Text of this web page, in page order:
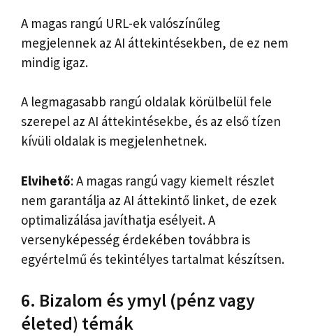
A magas rangú URL-ek valószínűleg
megjelennek az AI áttekintésekben, de ez nem
mindig igaz.
A legmagasabb rangú oldalak körülbelül fele
szerepel az AI áttekintésekbe, és az első tízen
kívüli oldalak is megjelenhetnek.
Elvihető: A magas rangú vagy kiemelt részlet
nem garantálja az AI áttekintő linket, de ezek
optimalizálása javíthatja esélyeit. A
versenyképesség érdekében továbbra is
egyértelmű és tekintélyes tartalmat készítsen.
6. Bizalom és ymyl (pénz vagy
életed) témák